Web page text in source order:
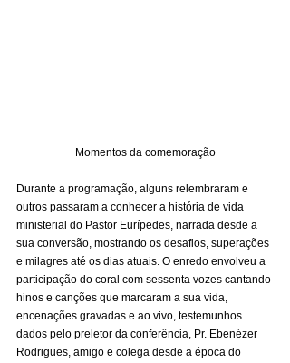
Momentos da comemoração
Durante a programação, alguns relembraram e
outros passaram a conhecer a história de vida
ministerial do Pastor Eurípedes, narrada desde a
sua conversão, mostrando os desafios, superações
e milagres até os dias atuais. O enredo envolveu a
participação do coral com sessenta vozes cantando
hinos e canções que marcaram a sua vida,
encenações gravadas e ao vivo, testemunhos
dados pelo preletor da conferência, Pr. Ebenézer
Rodrigues, amigo e colega desde a época do